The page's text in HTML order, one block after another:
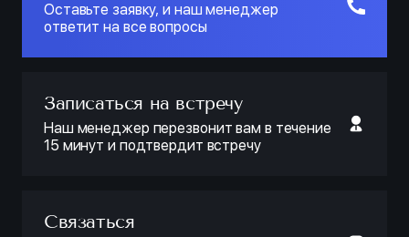
Оставьте заявку, и наш менеджер
ответит на все вопросы
Записаться на встречу
Наш менеджер перезвонит вам в течение
15 минут и подтвердит встречу
Связаться